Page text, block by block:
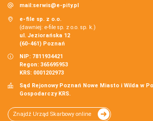
mail:serwis@e-pity.pl
e-file sp. z o.o.
(dawniej: e-file sp. z o.o. sp. k.)
ul. Jeziorańska 12
(60-461) Poznań
NIP: 7811934421
Regon: 365695953
KRS: 0001202973
Sąd Rejonowy Poznań Nowe Miasto i Wilda w
Gospodarczy KRS.
Znajdź Urząd Skarbowy online